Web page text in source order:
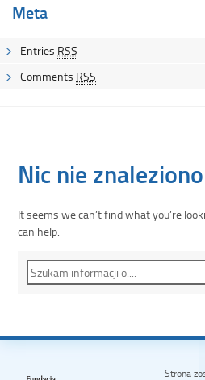
Meta
Entries RSS
Comments RSS
Nic nie znaleziono
It seems we can’t find what you’re
can help.
Strona